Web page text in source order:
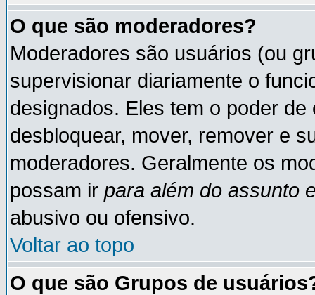
O que são moderadores?
Moderadores são usuários (ou
supervisionar diariamente o
designados. Eles tem o poder
desbloquear, mover, remover e
moderadores. Geralmente os
possam ir para além do assunto
abusivo ou ofensivo.
Voltar ao topo
O que são Grupos de